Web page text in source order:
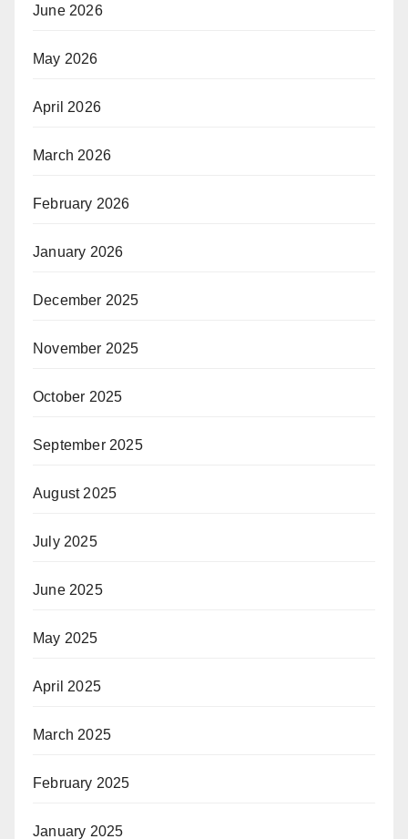
June 2026
May 2026
April 2026
March 2026
February 2026
January 2026
December 2025
November 2025
October 2025
September 2025
August 2025
July 2025
June 2025
May 2025
April 2025
March 2025
February 2025
January 2025